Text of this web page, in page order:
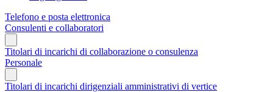
Telefono e posta elettronica
Consulenti e collaboratori
Titolari di incarichi di collaborazione o consulenza
Personale
Titolari di incarichi dirigenziali amministrativi di vertice